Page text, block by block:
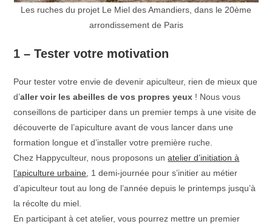
Les ruches du projet Le Miel des Amandiers, dans le 20ème
arrondissement de Paris
1 – Tester votre motivation
Pour tester votre envie de devenir apiculteur, rien de mieux que
d’aller voir les abeilles de vos propres yeux ! Nous vous
conseillons de participer dans un premier temps à une visite de
découverte de l’apiculture avant de vous lancer dans une
formation longue et d’installer votre première ruche.
Chez Happyculteur, nous proposons unatelier d’initiation à
l’apiculture urbaine , 1 demi-journée pour s’initier au métier
d’apiculteur tout au long de l’année depuis le printemps jusqu’à
la récolte du miel.
En participant à cet atelier, vous pourrez mettre un premier